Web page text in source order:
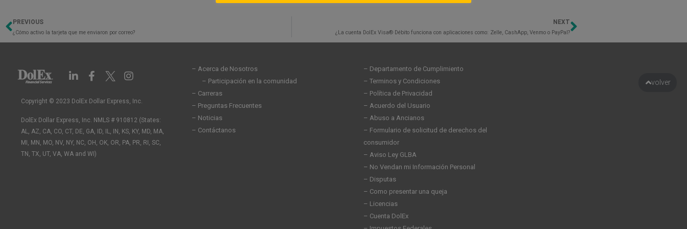
Previo
PREVIOUS
¿Cómo activo la tarjeta que me enviaron por correo?
NEXT
¿La cuenta DolEx Visa® Débito funciona con aplicaciones como: Zelle, CashApp, Venmo o PayPal?Next
L
i
k
d
i
n
-
F
a
e
o
o
k
-
I
n
t
g
r
a
Copyright © 2023 DolEx Dollar Express, Inc.
DolEx Dollar Express, Inc. NMLS # 910812 (States:
AL, AZ, CA, CO, CT, DE, GA, ID, IL, IN, KS, KY, MD, MA,
MI, MN, MO, NV, NY, NC, OH, OK, OR, PA, PR, RI, SC,
TN, TX, UT, VA, WA and WI)
– Acerca de Nosotros
– Participación en la comunidad
– Carreras
– Preguntas Frecuentes
– Noticias
– Contáctanos
– Departamento de Cumplimiento
– Terminos y Condiciones
– Política de Privacidad
– Acuerdo del Usuario
– Abuso a Ancianos
– Formulario de solicitud de derechos del
consumidor
– Aviso Ley GLBA
– No Vendan mi Información Personal
– Disputas
– Como presentar una queja
– Licencias
– Cuenta DolEx
volver